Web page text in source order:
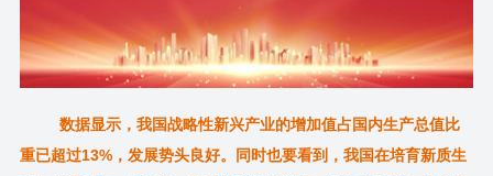
数据显示，我国战略性新兴产业的增加值占国内生产总值比
重已超过13%，发展势头良好。同时也要看到，我国在培育新质生